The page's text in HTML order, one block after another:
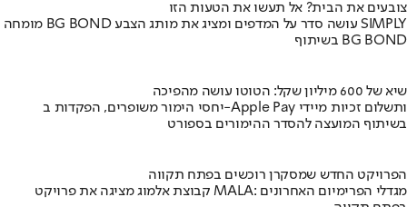
צובעים את הבית? אל תעשו את הטעות הזו
מומחה BG BOND עושה סדר על המדפים ומציג את מותג הצבע SIMPLY
בשיתוף BG BOND
שיא של 600 מיליון שקל: הטוטו עושה מהפיכה
יחסי הימור משופרים, הפקדות ב-Apple Pay ותשלום זכיות מיידי
בשיתוף המועצה להסדר ההימורים בספורט
הפרויקט החדש שמסקרן רוכשים בפתח תקווה
קבוצת אלמוג מציגה את פרויקט MALA: מגדלי הפרימיום האחרונים